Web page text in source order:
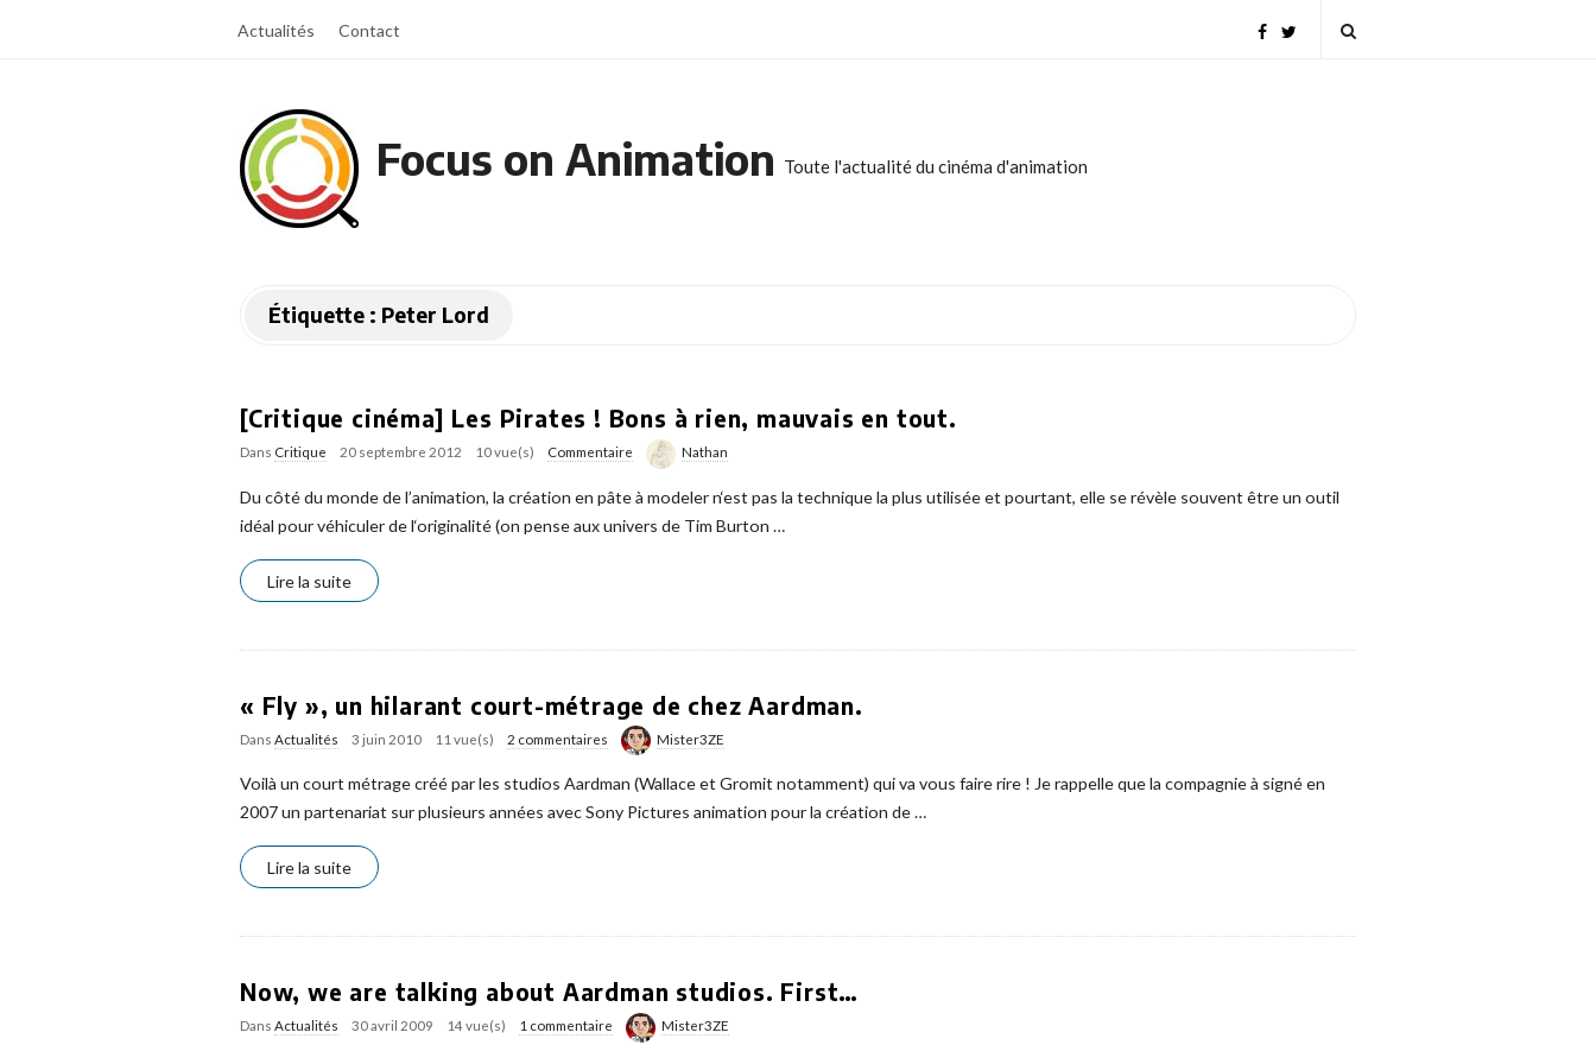
Actualités Contact
Focus on Animation Toute l'actualité du cinéma d'animation
Étiquette : Peter Lord
[Critique cinéma] Les Pirates ! Bons à rien, mauvais en tout.
Dans Critique 20 septembre 2012 10 vue(s) Commentaire Nathan
Du côté du monde de l’animation, la création en pâte à modeler n‘est pas la technique la plus utilisée et pourtant, elle se révèle souvent être un outil
idéal pour véhiculer de l‘originalité (on pense aux univers de Tim Burton …
Lire la suite
« Fly », un hilarant court-métrage de chez Aardman.
Dans Actualités 3 juin 2010 11 vue(s) 2 commentaires Mister3ZE
Voilà un court métrage créé par les studios Aardman (Wallace et Gromit notamment) qui va vous faire rire ! Je rappelle que la compagnie à signé en
2007 un partenariat sur plusieurs années avec Sony Pictures animation pour la création de…
Lire la suite
Now, we are talking about Aardman studios. First…
Dans Actualités 30 avril 2009 14 vue(s) 1 commentaire Mister3ZE